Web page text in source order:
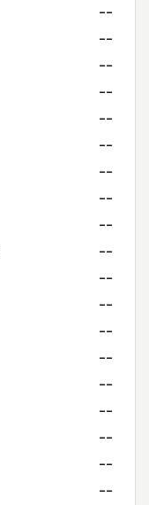
--
--
--
--
--
--
--
--
--
--
--
--
--
--
--
--
--
--
--